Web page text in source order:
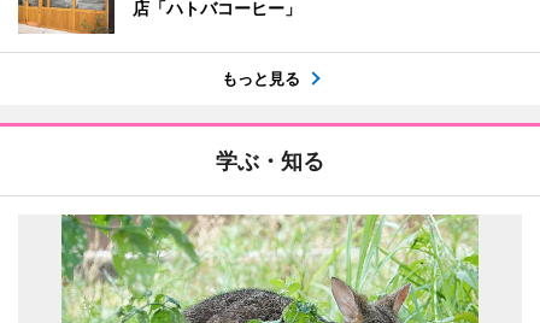
店「ハトバコーヒー」
もっと見る
学ぶ・知る